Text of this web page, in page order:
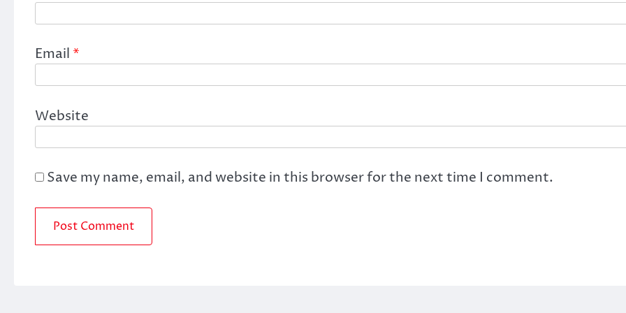
Email *
Website
Save my name, email, and website in this browser for the next time I comment.